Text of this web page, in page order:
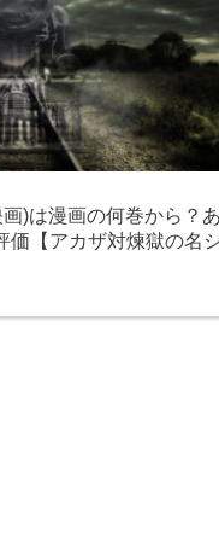
)は漫画の何巻から？
価【アカザ対煉獄の名